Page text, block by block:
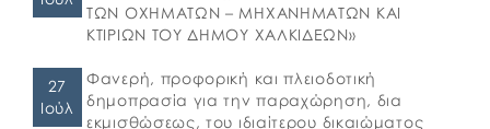
ΤΩΝ ΟΧΗΜΑΤΩΝ – ΜΗΧΑΝΗΜΑΤΩΝ ΚΑΙ
ΚΤΙΡΙΩΝ ΤΟΥ ΔΗΜΟΥ ΧΑΛΚΙΔΕΩΝ»
27
Ιούλ
Φανερή, προφορική και πλειοδοτική
δημοπρασία για την παραχώρηση, δια
εκμισθώσεως, του ιδιαίτερου δικαιώματος